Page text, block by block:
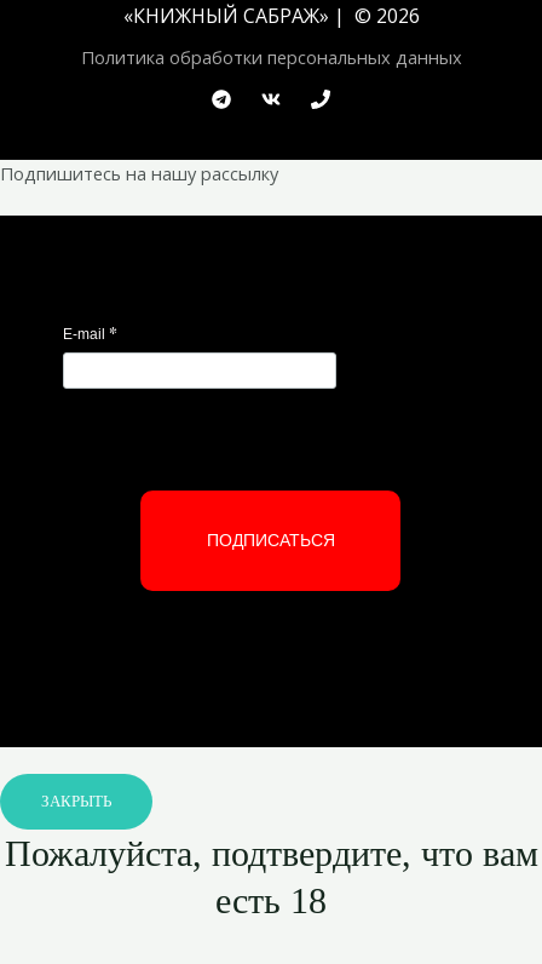
«КНИЖНЫЙ САБРАЖ» | © 2026
Политика обработки персональных данных
Подпишитесь на нашу рассылку
E-mail *
ПОДПИСАТЬСЯ
ЗАКРЫТЬ
Пожалуйста, подтвердите, что вам
есть 18